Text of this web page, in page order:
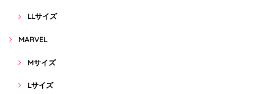
LLサイズ
MARVEL
Mサイズ
Lサイズ